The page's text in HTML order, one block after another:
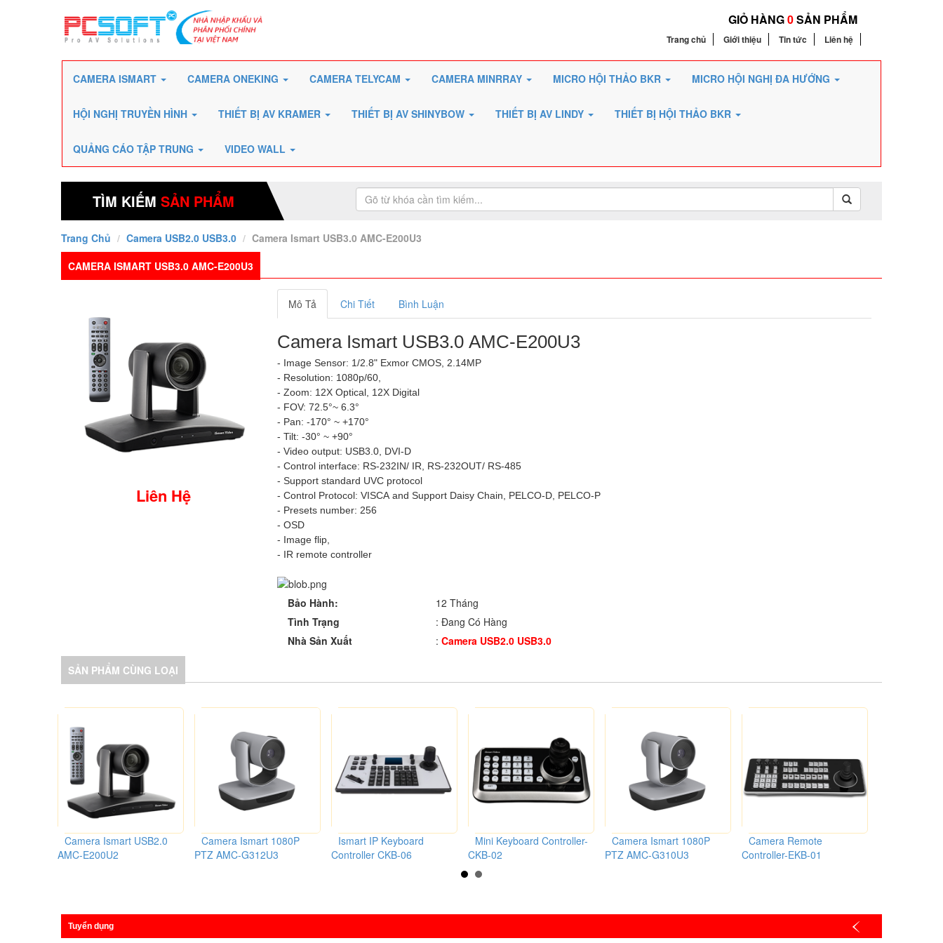
GIỎ HÀNG0SẢN PHẨM
Trang chủ Giới thiệu Tin tức Liên hệ
CAMERA ISMART CAMERA ONEKING CAMERA TELYCAM CAMERA MINRRAY MICRO HỘI THẢO BKR MICRO HỘI NGHỊ ĐA HƯỚNG
HỘI NGHỊ TRUYỀN HÌNH THIẾT BỊ AV KRAMER THIẾT BỊ AV SHINYBOW THIẾT BỊ AV LINDY THIẾT BỊ HỘI THẢO BKR
QUẢNG CÁO TẬP TRUNG VIDEO WALL
TÌM KIẾMSẢN PHẨM
Trang Chủ Camera USB2.0 USB3.0
Camera Ismart USB3.0 AMC-E200U3
CAMERA ISMART USB3.0 AMC-E200U3
Liên Hệ
Mô Tả Chi Tiết Bình Luận
Camera Ismart USB3.0 AMC-E200U3
- Image Sensor: 1/2.8" Exmor CMOS, 2.14MP
- Resolution: 1080p/60,
- Zoom: 12X Optical, 12X Digital
- FOV: 72.5°~ 6.3°
- Pan: -170° ~ +170°
- Tilt: -30° ~ +90°
- Video output: USB3.0, DVI-D
- Control interface: RS-232IN/ IR, RS-232OUT/ RS-485
- Support standard UVC protocol
- Control Protocol: VISCA and Support Daisy Chain, PELCO-D, PELCO-P
- Presets number: 256
- OSD
- Image flip,
- IR remote controller
Bảo Hành:
12 Tháng
Tình Trạng
: Đang Có Hàng
Nhà Sản Xuất
:Camera USB2.0 USB3.0
SẢN PHẨM CÙNG LOẠI
Camera Ismart USB2.0
AMC-E200U2
Camera Ismart 1080P
PTZ AMC-G312U3
Ismart IP Keyboard
Controller CKB-06
Mini Keyboard Controller-
CKB-02
Camera Ismart 1080P
PTZ AMC-G310U3
Camera Remote
Controller-EKB-01
Giới thiệu
GIẢI PHÁP XÂY DỰNG BÃI GIỮ XE THÔNG MINH